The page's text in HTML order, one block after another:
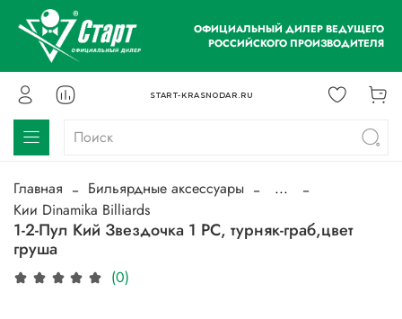
ОФИЦИАЛЬНЫЙ ДИЛЕР ВЕДУЩЕГО
РОССИЙСКОГО ПРОИЗВОДИТЕЛЯ
START-KRASNODAR.RU
Главная Бильярдные аксессуары
...
Кии Dinamika Billiards
1-2-Пул Кий Звездочка 1 РС, турняк-граб,цвет
груша
(0)